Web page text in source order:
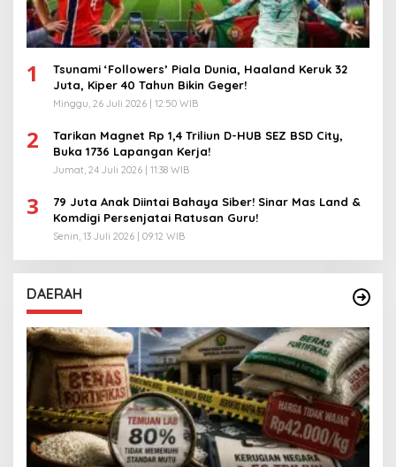
1
Tsunami ‘Followers’ Piala Dunia, Haaland Keruk 32
Juta, Kiper 40 Tahun Bikin Geger!
Minggu, 26 Juli 2026 | 12:50 WIB
2
Tarikan Magnet Rp 1,4 Triliun D-HUB SEZ BSD City,
Buka 1736 Lapangan Kerja!
Jumat, 24 Juli 2026 | 11:38 WIB
3
79 Juta Anak Diintai Bahaya Siber! Sinar Mas Land &
Komdigi Persenjatai Ratusan Guru!
Senin, 13 Juli 2026 | 09:12 WIB
DAERAH